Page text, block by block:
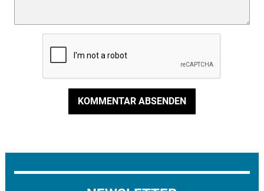
KOMMENTAR ABSENDEN